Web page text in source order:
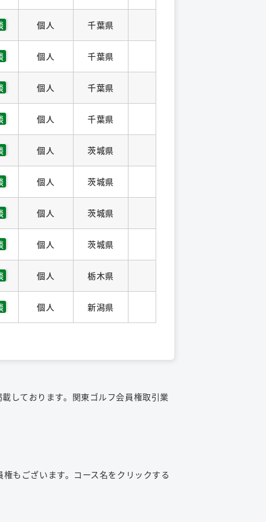
個人 千葉県
個人 千葉県
個人 千葉県
個人 千葉県
個人 茨城県
個人 茨城県
個人 茨城県
個人 茨城県
個人 栃木県
個人
新潟県
しております。関東ゴルフ会員権取引業
もございます。コース名をクリックする